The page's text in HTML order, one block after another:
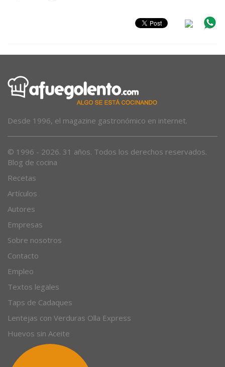
Desde 1996, el magazine gastronómico en internet.
© 1996 - 2026. 31 años. Todos los derechos reservados.
Blog de cocina
Recetas
Artículos
Autores
Empresas
Sobre nosotros
Contacto
Empleo
Textos legales
Taps de Cadaques
Lentejas con Verduras Olla Express
Huevos sin Aceite